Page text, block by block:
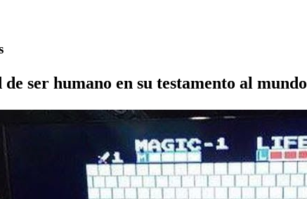
ser humano en su testamento al